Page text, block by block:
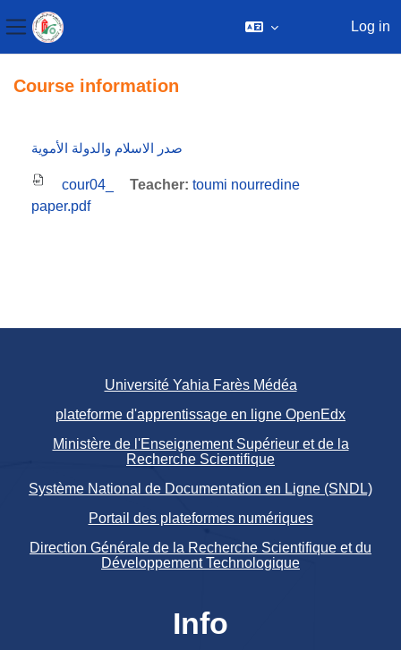
Side panel
Log in
Course information
صدر الاسلام والدولة الأموية
cour04_
paper.pdf
Teacher: toumi nourredine
Université Yahia Farès Médéa
plateforme d'apprentissage en ligne OpenEdx
Ministère de l'Enseignement Supérieur et de la
Recherche Scientifique
Système National de Documentation en Ligne (SNDL)
Portail des plateformes numériques
Direction Générale de la Recherche Scientifique et du
Développement Technologique
Info